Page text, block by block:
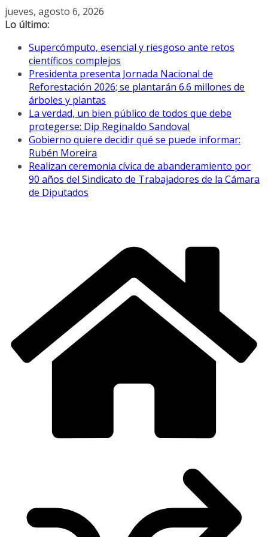
Saltar
al
jueves, agosto 6, 2026
Lo último:
Supercómputo, esencial y riesgoso ante retos
científicos complejos
Presidenta presenta Jornada Nacional de
Reforestación 2026; se plantarán 6.6 millones de
árboles y plantas
La verdad, un bien público de todos que debe
protegerse: Dip Reginaldo Sandoval
Gobierno quiere decidir qué se puede informar:
Rubén Moreira
Realizan ceremonia cívica de abanderamiento por
90 años del Sindicato de Trabajadores de la Cámara
de Diputados